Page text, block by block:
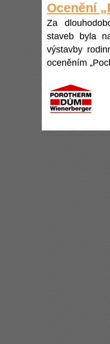
Ocenění
Za
staveb byla
výstavby
oceněním